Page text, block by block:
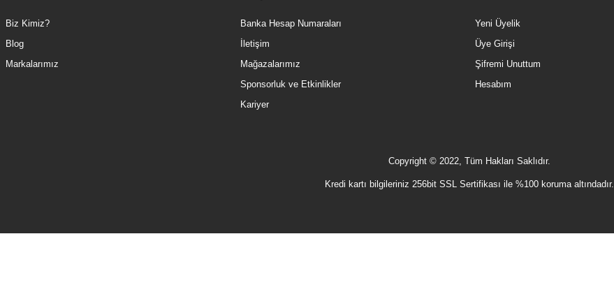
Biz Kimiz?
Blog
Markalarımız
Banka Hesap Numaraları
İletişim
Mağazalarımız
Sponsorluk ve Etkinlikler
Kariyer
Yeni Üyelik
Üye Girişi
Şifremi Unuttum
Hesabım
Copyright © 2022, Tüm Hakları Saklıdır.
Kredi kartı bilgileriniz 256bit SSL Sertifikası ile %100 koruma altındadır.